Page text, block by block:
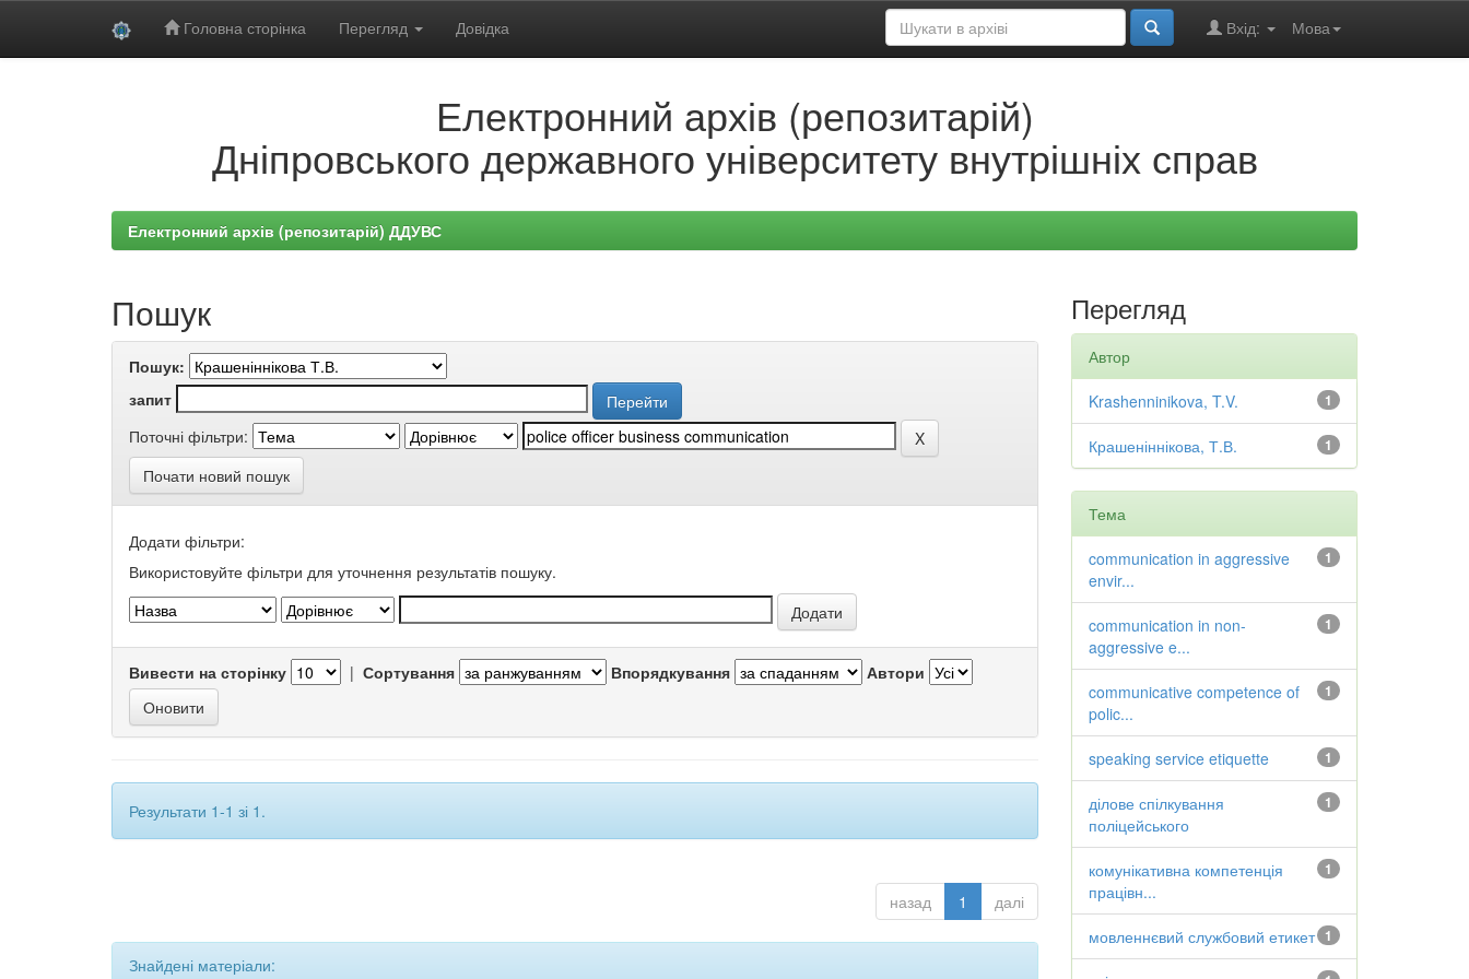
Головна сторінка Перегляд Довідка Мова
Вхід:
Електронний архів (репозитарій)
Дніпровського державного університету внутрішніх справ
Електронний архів (репозитарій) ДДУВС
Пошук
Пошук:
запит
Поточні фільтри:
Почати новий пошук
Додати фільтри:
Використовуйте фільтри для уточнення результатів пошуку.
Вивести на сторінку | Сортування Впорядкування Автори
Результати 1-1 зі 1.
назад 1 далі
Знайдені матеріали:
Перегляд
Автор
1
Krashenninikova, T.V.
1
Крашеніннікова, Т.В.
Тема
1
communication in aggressive
envir...
1
communication in non-
aggressive e...
1
communicative competence of
polic...
1
speaking service etiquette
1
ділове спілкування
поліцейського
1
комунікативна компетенція
працівн...
1
мовленнєвий службовий етикет